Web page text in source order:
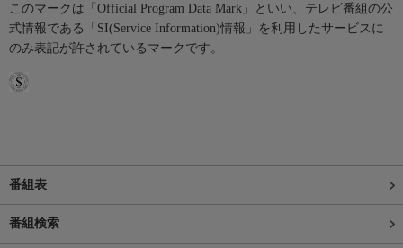
このマークは「Official Program Data Mark」といい、テレビ番組の公
式情報である「SI(Service Information)情報」を利用したサービスに
のみ表記が許されているマークです。
番組表
番組検索